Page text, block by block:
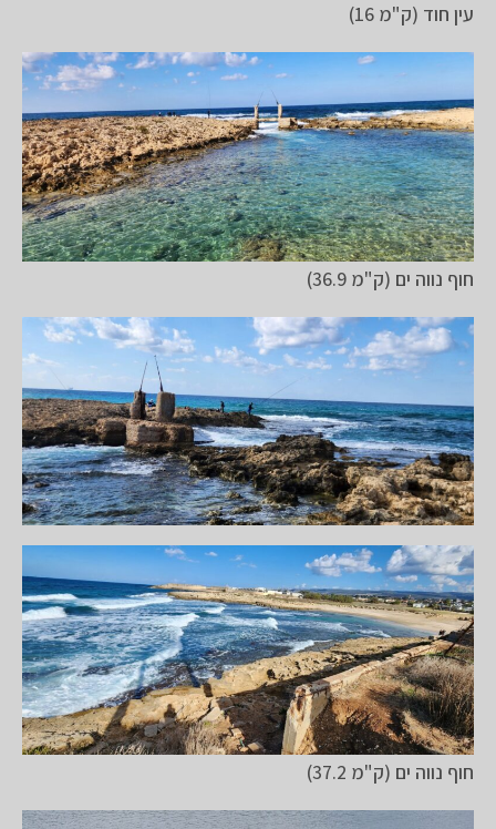
עין חוד (ק"מ 16)
חוף נווה ים (ק"מ 36.9)
חוף נווה ים (ק"מ 37.2)